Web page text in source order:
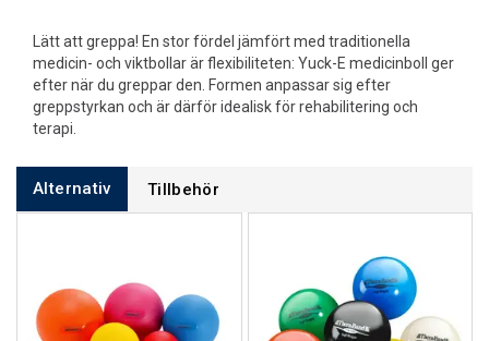
Lätt att greppa! En stor fördel jämfört med traditionella
medicin- och viktbollar är flexibiliteten: Yuck-E medicinboll ger
efter när du greppar den. Formen anpassar sig efter
greppstyrkan och är därför idealisk för rehabilitering och
terapi.
Alternativ Tillbehör